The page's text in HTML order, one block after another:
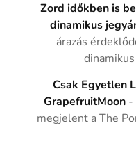
Zord időkben is
dinamikus
árazás
Csak Egyetlen
GrapefruitMoon -
megjelent a The